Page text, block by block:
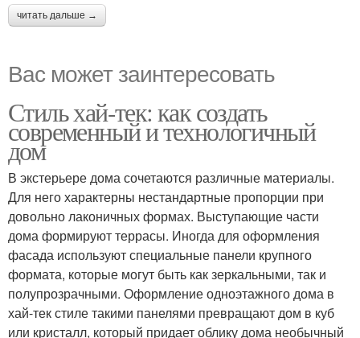
читать дальше →
Вас может заинтересовать
Стиль хай-тек: как создать
современный и технологичный
дом
В экстерьере дома сочетаются различные материалы.
Для него характерны нестандартные пропорции при
довольно лаконичных формах. Выступающие части
дома формируют террасы. Иногда для оформления
фасада используют специальные панели крупного
формата, которые могут быть как зеркальными, так и
полупрозрачными. Оформление одноэтажного дома в
хай-тек стиле такими панелями превращают дом в куб
или кристалл, который придает облику дома необычный